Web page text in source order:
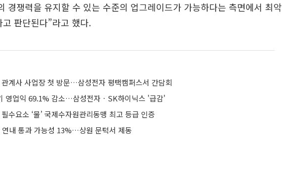
경쟁력을 유지할 수 있는 수준의 업그레이드가 가능하다는 측면에서 최악
판단된다”라고 했다.
계사 사업장 첫 방문…삼성전자 평택캠퍼스서 간담회
영업익 69.1% 감소…삼성전자ㆍSK하이닉스 '급감'
수요소 ‘물’ 국제수자원관리동맹 최고 등급 인증
내 통과 가능성 13%…상원 문턱서 제동